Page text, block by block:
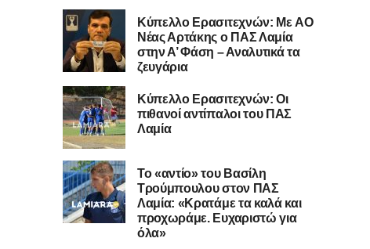
Kύπελλο Ερασιτεχνών: Με AO
Nέας Αρτάκης ο ΠΑΣ Λαμία
στην Α’ Φάση – Αναλυτικά τα
ζευγάρια
Κύπελλο Ερασιτεχνών: Οι
πιθανοί αντίπαλοι του ΠΑΣ
Λαμία
Το «αντίο» του Βασίλη
Τρούμπουλου στον ΠΑΣ
Λαμία: «Κρατάμε τα καλά και
προχωράμε. Ευχαριστώ για
όλα»